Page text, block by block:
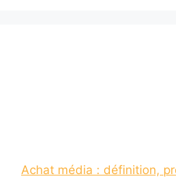
Achat média : définition,